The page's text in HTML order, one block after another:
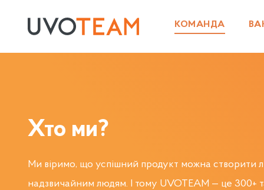
КОМАНДА
Хто ми?
Ми віримо, що успішний продукт можна створити
надзвичайним людям. І тому UVOTEAM — це 300+